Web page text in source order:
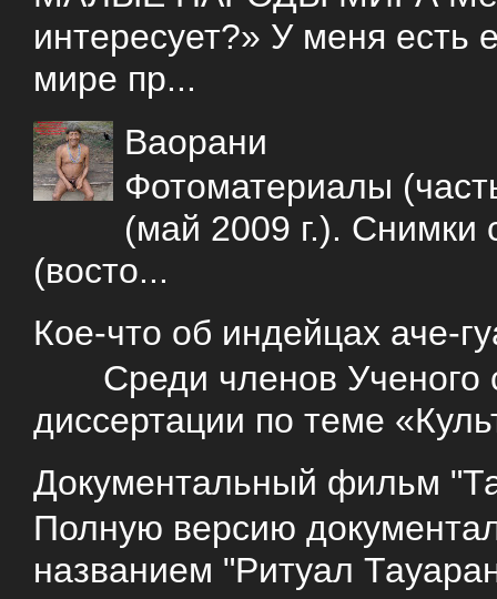
интересует?» У меня есть
мире пр...
Ваорани
Фотоматериалы
(май 2009 г.). Снимки
(восто...
Кое-что об индейцах аче-
Среди членов Ученого
диссертации по теме
Документальный фильм
Полную версию
названием "Ритуал